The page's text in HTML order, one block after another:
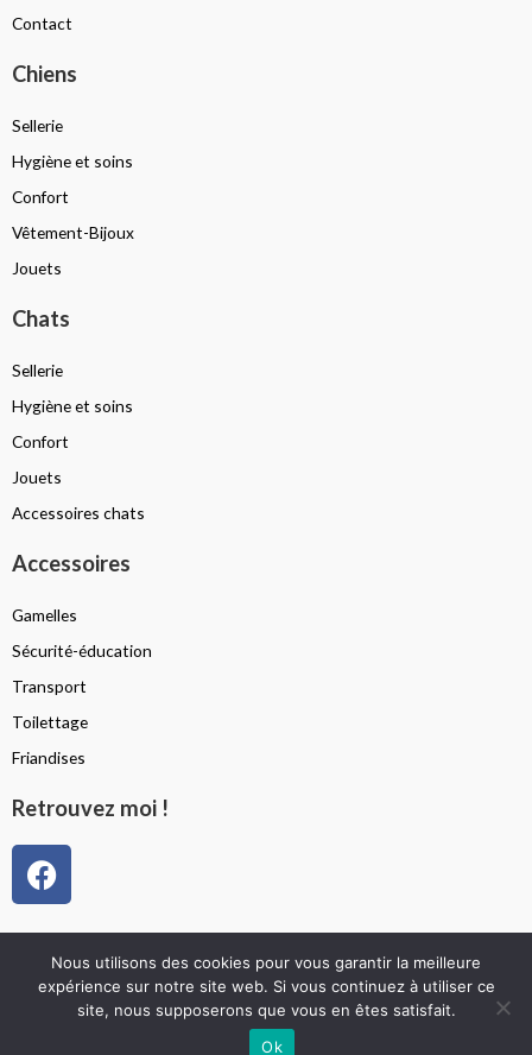
Contact
Chiens
Sellerie
Hygiène et soins
Confort
Vêtement-Bijoux
Jouets
Chats
Sellerie
Hygiène et soins
Confort
Jouets
Accessoires chats
Accessoires
Gamelles
Sécurité-éducation
Transport
Toilettage
Friandises
Retrouvez moi !
F
a
e
b
Mentions légales
Conditions générales de vente
Nous utilisons des cookies pour vous garantir la meilleure
expérience sur notre site web. Si vous continuez à utiliser ce
site, nous supposerons que vous en êtes satisfait.
Ok